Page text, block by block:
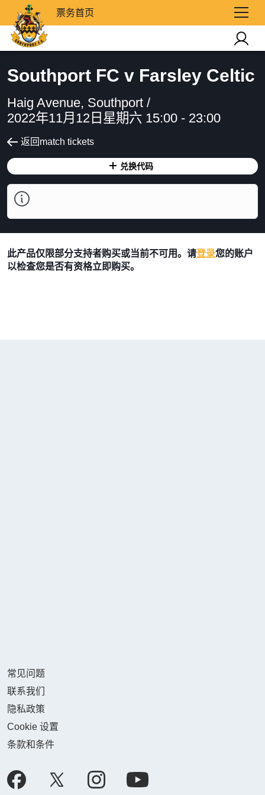
票务首页
Southport FC v Farsley Celtic
Haig Avenue, Southport /
2022年11月12日星期六 15:00 - 23:00
返回match tickets
兑换代码
此产品仅限部分支持者购买或当前不可用。请登录您的账户
以检查您是否有资格立即购买。
常见问题
联系我们
隐私政策
Cookie 设置
条款和条件